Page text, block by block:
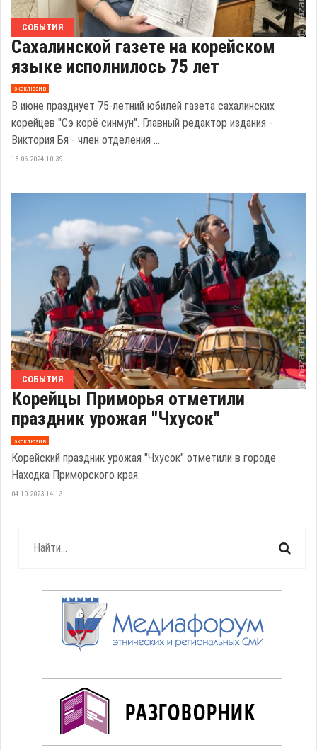
СОБЫТИЯ
Сахалинской газете на корейском
языке исполнилось 75 лет
эксклюзив
В июне празднует 75-летний юбилей газета сахалинских
корейцев "Сэ корё синмун". Главный редактор издания -
Виктория Бя - член отделения ...
18.06.2024 10:39
СОБЫТИЯ
Корейцы Приморья отметили
праздник урожая "Чхусок"
эксклюзив
Корейский праздник урожая "Чхусок" отметили в городе
Находка Приморского края.
04.10.2023 14:13